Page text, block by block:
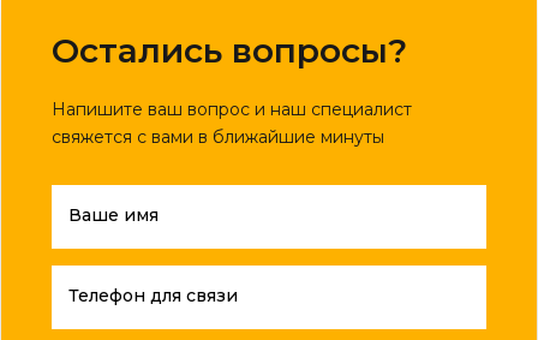
Остались вопросы?
Напишите ваш вопрос и наш специалист
свяжется с вами в ближайшие минуты
Ваше имя
Телефон для связи